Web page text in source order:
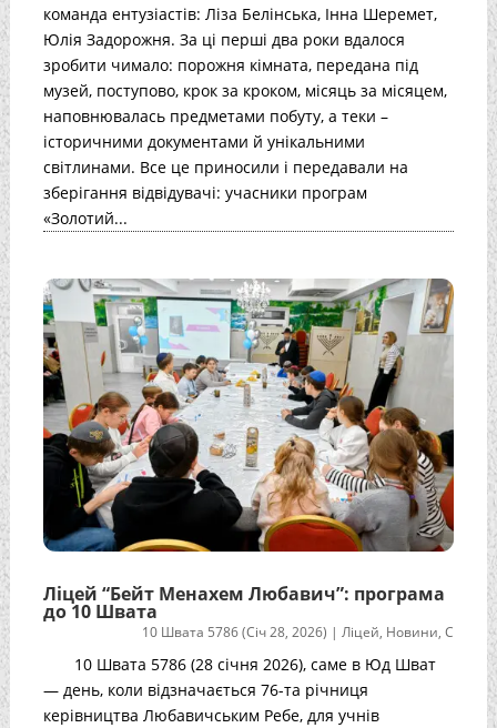
команда ентузіастів: Ліза Белінська, Інна Шеремет,
Юлія Задорожня. За ці перші два роки вдалося
зробити чимало: порожня кімната, передана під
музей, поступово, крок за кроком, місяць за місяцем,
наповнювалась предметами побуту, а теки –
історичними документами й унікальними
світлинами. Все це приносили і передавали на
зберігання відвідувачі: учасники програм
«Золотий...
Ліцей “Бейт Менахем Любавич”: програма
до 10 Швата
10 Швата 5786 (Січ 28, 2026) |Ліцей, Новини,С
10 Швата 5786 (28 січня 2026), саме в Юд Шват
— день, коли відзначається 76-та річниця
керівництва Любавичським Ребе, для учнів